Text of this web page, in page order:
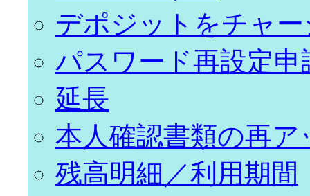
デポジットをチャ
パスワード再設定申
延長
本人確認書類の再ア
残高明細／利用期間